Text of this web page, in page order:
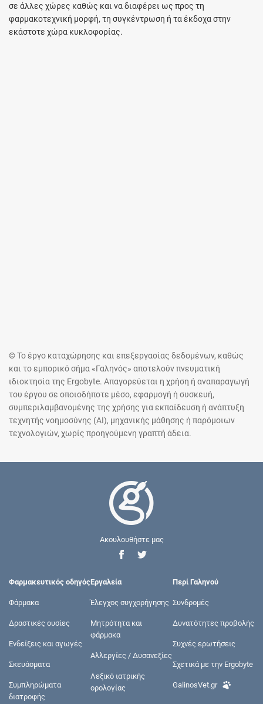
σε άλλες χώρες καθώς και να διαφέρει ως προς τη
φαρμακοτεχνική μορφή, τη συγκέντρωση ή τα έκδοχα στην
εκάστοτε χώρα κυκλοφορίας.
© Το έργο καταχώρησης και επεξεργασίας δεδομένων, καθώς
και το εμπορικό σήμα «Γαληνός» αποτελούν πνευματική
ιδιοκτησία της Ergobyte. Απαγορεύεται η χρήση ή αναπαραγωγή
του έργου σε οποιοδήποτε μέσο, εφαρμογή ή συσκευή,
συμπεριλαμβανομένης της χρήσης για εκπαίδευση ή ανάπτυξη
τεχνητής νοημοσύνης (AI), μηχανικής μάθησης ή παρόμοιων
τεχνολογιών, χωρίς προηγούμενη γραπτή άδεια.
Ακουλουθήστε μας
Φαρμακευτικός οδηγός
Φάρμακα
Δραστικές ουσίες
Ενδείξεις και αγωγές
Σκευάσματα
Συμπληρώματα
διατροφής
Εργαλεία
Έλεγχος συγχορήγησης
Μητρότητα και
φάρμακα
Αλλεργίες / Δυσανεξίες
Λεξικό ιατρικής
ορολογίας
Περί Γαληνού
Συνδρομές
Δυνατότητες προβολής
Συχνές ερωτήσεις
Σχετικά με την Ergobyte
GalinosVet.gr